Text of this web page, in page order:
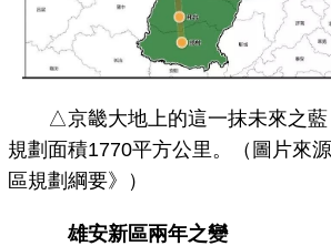
△京畿大地上的這一抹未來之藍
規劃面積1770平方公里。（圖片來
區規劃綱要》）
雄安新區兩年之變